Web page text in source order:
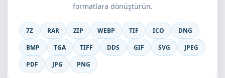
formatlara dönüştürün.
7Z RAR ZIP WEBP TIF ICO
DNG
BMP
TGA TIFF DDS GIF SVG
JPEG
PDF
JPG PNG